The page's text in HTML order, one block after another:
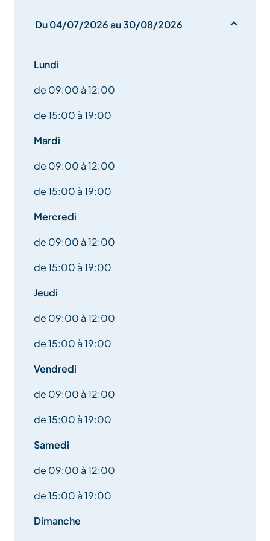
Lors de votre passage dans votre magasin
à nos conseillers(ères) les activités et animations de
toujours de bonnes adresses.
-Porte bébé
-Raquettes
-Luges
Du 04/07/2026 au 30/08/2026
Lundi
de 09:00 à 12:00
de 15:00 à 19:00
Mardi
de 09:00 à 12:00
de 15:00 à 19:00
Mercredi
de 09:00 à 12:00
de 15:00 à 19:00
Jeudi
de 09:00 à 12:00
de 15:00 à 19:00
Vendredi
de 09:00 à 12:00
de 15:00 à 19:00
Samedi
de 09:00 à 12:00
de 15:00 à 19:00
Dimanche